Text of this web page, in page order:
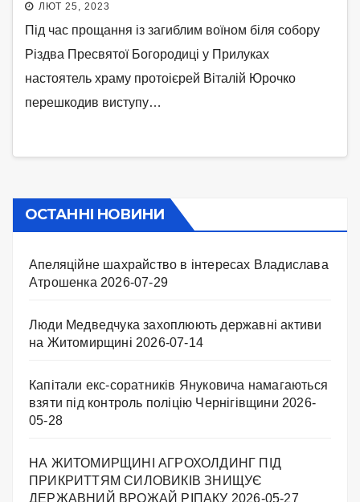
ЛЮТ 25, 2023
Під час прощання із загиблим воїном біля собору
Різдва Пресвятої Богородиці у Прилуках
настоятель храму протоієрей Віталій Юрочко
перешкодив виступу…
ОСТАННІ НОВИНИ
Апеляційне шахрайство в інтересах Владислава
Атрошенка 2026-07-29
Люди Медведчука захоплюють державні активи
на Житомирщині 2026-07-14
Капітали екс-соратників Януковича намагаються
взяти під контроль поліцію Чернігівщини 2026-
05-28
НА ЖИТОМИРЩИНІ АГРОХОЛДИНГ ПІД
ПРИКРИТТЯМ СИЛОВИКІВ ЗНИЩУЄ
ДЕРЖАВНИЙ ВРОЖАЙ РІПАКУ ​ 2026-05-27